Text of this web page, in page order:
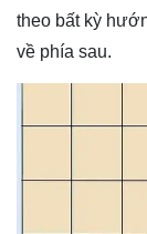
theo bất kỳ
về phía sau.